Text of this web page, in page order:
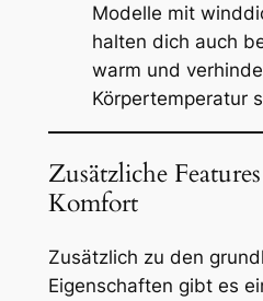
Modelle mit
halten dich auch
warm und
Körpertemperatur
Zusätzliche
Komfort
Zusätzlich zu den
Eigenschaften gibt es